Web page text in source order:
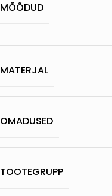
MÕÕDUD
MATERJAL
OMADUSED
TOOTEGRUPP